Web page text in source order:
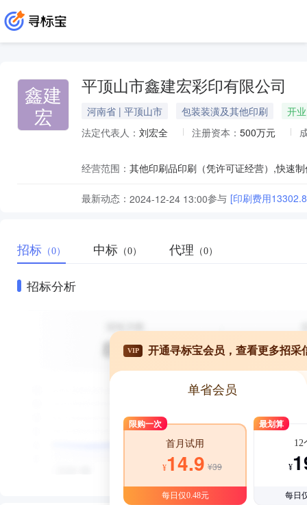
鑫建
宏
平顶山市鑫建宏彩印有限公司
河南省 | 平顶山市 包装装潢及其他印刷
开业
法定代表人： 刘宏全 注册资本： 500万元
经营范围：
最新动态： 2024-12-24 13:00参与 [印刷费用
招标 （0） 中标 （0） 代理 （0）
招标分析
VIP 开通寻标宝会员，查看更多招采
单省会员
限购一次
首月试用
¥14.9 ¥39
每日仅0.48元
最划算
12
¥
每日